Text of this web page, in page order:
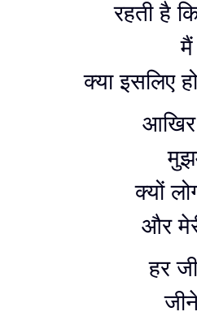
रहती है
क्या इसलिए
आखिर
क्यों
और
हर